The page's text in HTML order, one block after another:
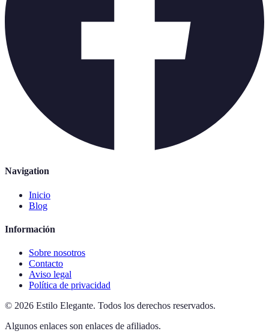
Navigation
Inicio
Blog
Información
Sobre nosotros
Contacto
Aviso legal
Política de privacidad
© 2026 Estilo Elegante. Todos los derechos reservados.
Algunos enlaces son enlaces de afiliados.